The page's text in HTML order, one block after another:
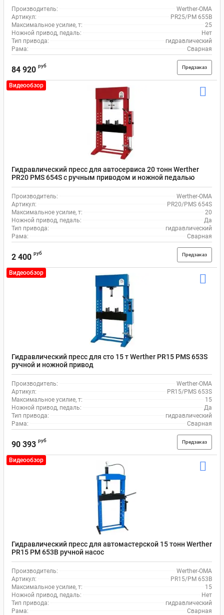
Производитель:
Werther-OMA
Артикул:
PR25/PM 655B
Максимальное усилие, т:
25
Ножной привод, педаль:
Нет
Тип привода:
гидравлический
Рама:
Сварная
84 920 руб Предзаказ
Видеообзор
Гидравлический пресс для автосервиса 20 тонн Werther
PR20 PMS 654S с ручным приводом и ножной педалью
Производитель:
Werther-OMA
Артикул:
PR20/PMS 654S
Максимальное усилие, т:
20
Ножной привод, педаль:
Да
Тип привода:
гидравлический
Рама:
Сварная
2 400 руб Предзаказ
Видеообзор
Гидравлический пресс для сто 15 т Werther PR15 PMS 653S
ручной и ножной привод
Производитель:
Werther-OMA
Артикул:
PR15/PMS 653S
Максимальное усилие, т:
15
Ножной привод, педаль:
Да
Тип привода:
гидравлический
Рама:
Сварная
90 393 руб Предзаказ
Видеообзор
Гидравлический пресс для автомастерской 15 тонн Werther
PR15 PM 653B ручной насос
Производитель:
Werther-OMA
Артикул:
PR15/PM 653B
Максимальное усилие, т:
15
Ножной привод, педаль:
Нет
Тип привода:
гидравлический
Рама:
Сварная